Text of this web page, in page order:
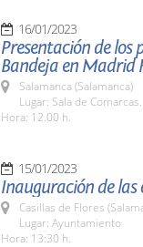
16/01/2023
Presentación de
Bandeja en Madrid
Salamanca (Salamanca)
Lugar: Sala de
Hora: 12.00 h.
15/01/2023
Inauguración de
Casillas de Flores
Lugar: Ayuntamiento
Hora: 13:30 h.